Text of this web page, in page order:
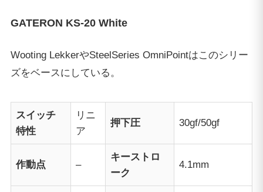
GATERON KS-20 White
Wooting LekkerやSteelSeries OmniPointはこのシリー
ズをベースにしている。
スイッチ
特性
リニ
ア
押下圧 30gf/50gf
作動点 –
キーストロ
ーク
4.1mm